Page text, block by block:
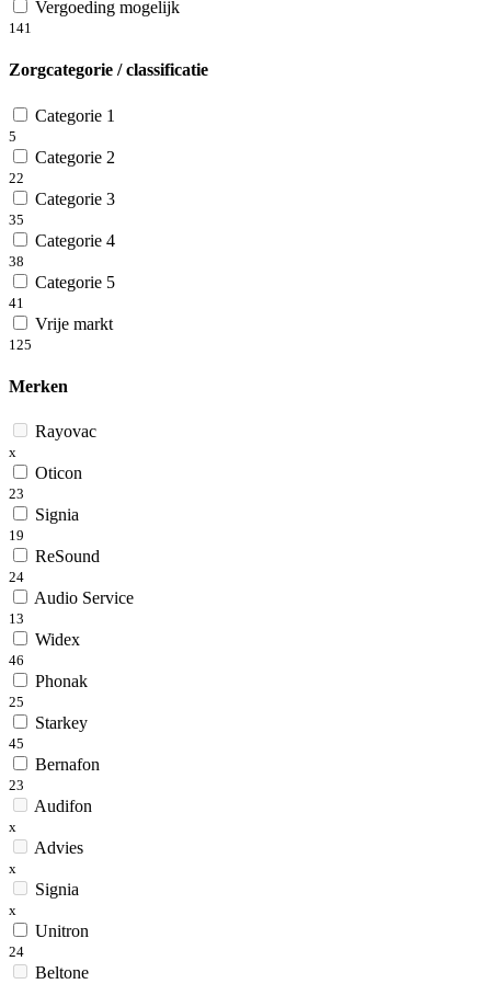
Vergoeding mogelijk
141
Zorgcategorie / classificatie
Categorie 1
5
Categorie 2
22
Categorie 3
35
Categorie 4
38
Categorie 5
41
Vrije markt
125
Merken
Rayovac
x
Oticon
23
Signia
19
ReSound
24
Audio Service
13
Widex
46
Phonak
25
Starkey
45
Bernafon
23
Audifon
x
Advies
x
Signia
x
Unitron
24
Beltone